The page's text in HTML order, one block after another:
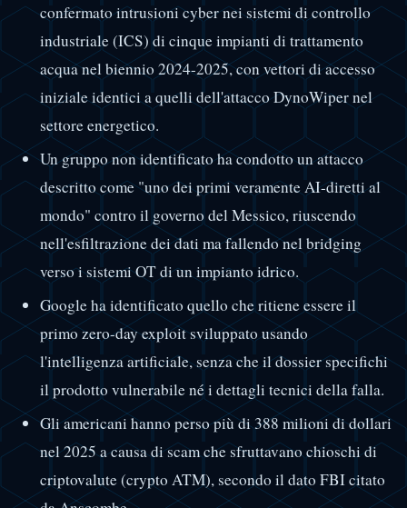
confermato intrusioni cyber nei sistemi di controllo
industriale (ICS) di cinque impianti di trattamento
acqua nel biennio 2024-2025, con vettori di accesso
iniziale identici a quelli dell'attacco DynoWiper nel
settore energetico.
Un gruppo non identificato ha condotto un attacco
descritto come "uno dei primi veramente AI-diretti al
mondo" contro il governo del Messico, riuscendo
nell'esfiltrazione dei dati ma fallendo nel bridging
verso i sistemi OT di un impianto idrico.
Google ha identificato quello che ritiene essere il
primo zero-day exploit sviluppato usando
l'intelligenza artificiale, senza che il dossier specifichi
il prodotto vulnerabile né i dettagli tecnici della falla.
Gli americani hanno perso più di 388 milioni di dollari
nel 2025 a causa di scam che sfruttavano chioschi di
criptovalute (crypto ATM), secondo il dato FBI citato